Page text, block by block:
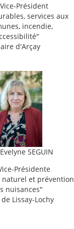
Président
services aux
incendie,
d'Arçay
Evelyne SEGUIN
Présidente
naturel et prévention
nuisances"
Lissay-Lochy